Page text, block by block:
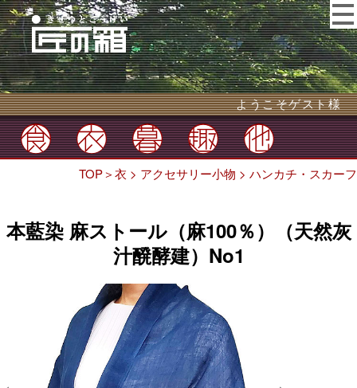
ようこそゲスト様
TOP＞衣 > アクセサリー小物 > ハンカチ・スカーフ
本藍染 麻ストール（麻100％）（天然灰
汁醗酵建）No1